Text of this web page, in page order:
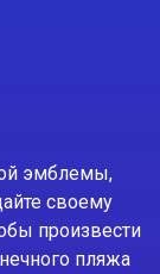
эмблемы,
своему
произвести
пляжа